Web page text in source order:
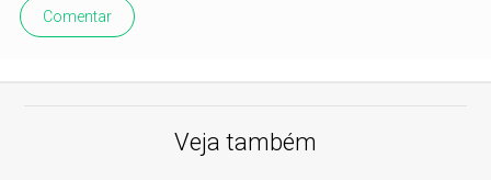
Comentar
Veja também